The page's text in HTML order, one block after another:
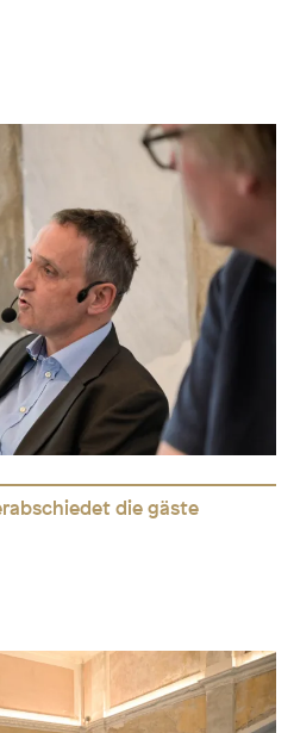
die gäste